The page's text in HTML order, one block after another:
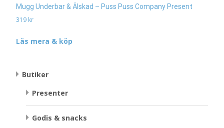
Mugg Underbar & Älskad – Puss Puss Company Present
319 kr
Läs mera & köp
Butiker
Presenter
Godis & snacks